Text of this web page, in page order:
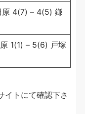
4(7) – 4(5) 鎌
1(1) – 5(6) 戸塚
イトにて確認下さ